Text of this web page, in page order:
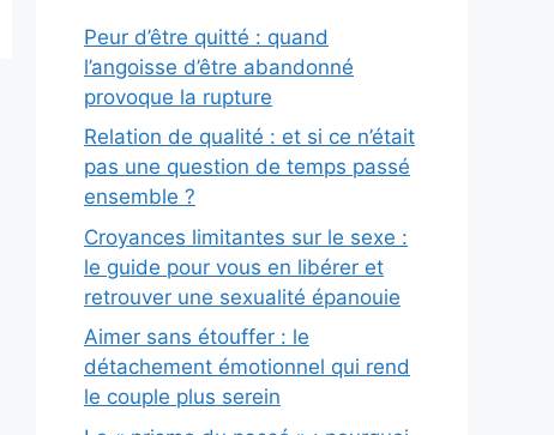
Peur d’être quitté : quand
l’angoisse d’être abandonné
provoque la rupture
Relation de qualité : et si ce n’était
pas une question de temps passé
ensemble ?
Croyances limitantes sur le sexe :
le guide pour vous en libérer et
retrouver une sexualité épanouie
Aimer sans étouffer : le
détachement émotionnel qui rend
le couple plus serein